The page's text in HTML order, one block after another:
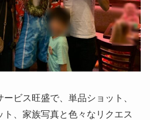
ビス旺盛で、単品ショット、
ト、家族写真と色々なリクエス